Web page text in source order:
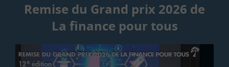
Remise du Grand prix 2026 de
La finance pour tous